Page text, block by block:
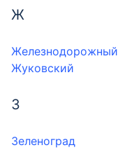
Ж
Железнодорожный
Жуковский
З
Зеленоград